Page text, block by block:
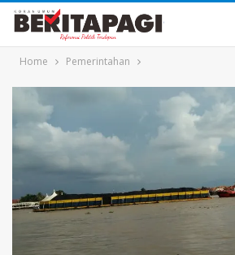
Home Pemerintahan